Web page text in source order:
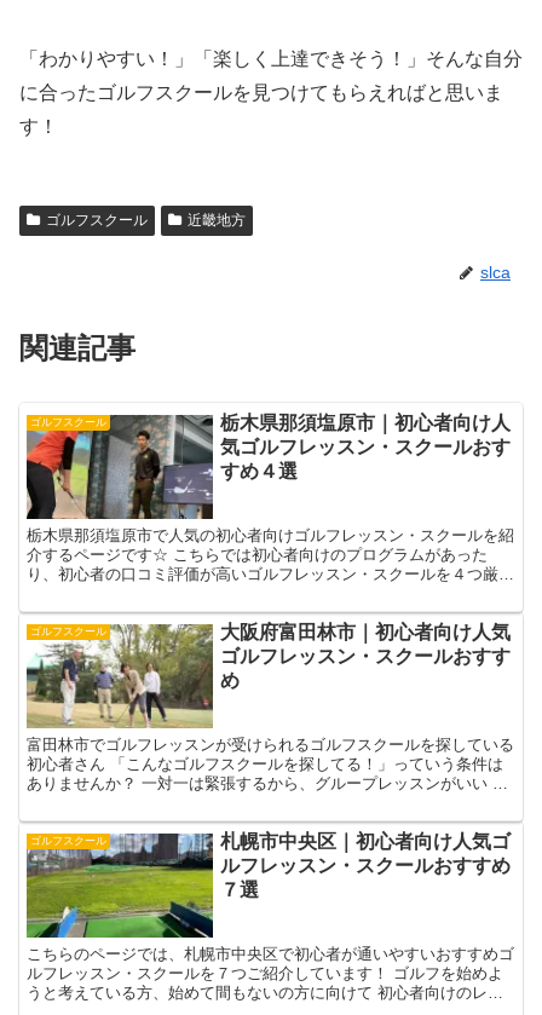
「わかりやすい！」「楽しく上達できそう！」そんな自分
に合ったゴルフスクールを見つけてもらえればと思いま
す！
ゴルフスクール 近畿地方
slca
関連記事
ゴルフスクール
栃木県那須塩原市｜初心者向け人
気ゴルフレッスン・スクールおす
すめ４選
栃木県那須塩原市で人気の初心者向けゴルフレッスン・スクールを紹
介するページです☆ こちらでは初心者向けのプログラムがあった
り、初心者の口コミ評価が高いゴルフレッスン・スクールを４つ厳選
ゴルフスクール
大阪府富田林市｜初心者向け人気
ゴルフレッスン・スクールおすす
め
富田林市でゴルフレッスンが受けられるゴルフスクールを探している
初心者さん 「こんなゴルフスクールを探してる！」っていう条件は
ありませんか？ 一対一は緊張するから、グループレッスンがいい 難
ゴルフスクール
札幌市中央区｜初心者向け人気ゴ
ルフレッスン・スクールおすすめ
７選
こちらのページでは、札幌市中央区で初心者が通いやすいおすすめゴ
ルフレッスン・スクールを７つご紹介しています！ ゴルフを始めよ
うと考えている方、始めて間もないの方に向けて 初心者向けのレッ